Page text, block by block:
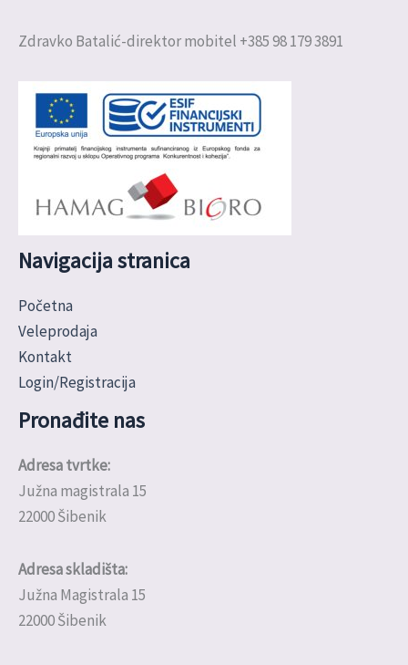
Zdravko Batalić-direktor mobitel +385 98 179 3891
Navigacija stranica
Početna
Veleprodaja
Kontakt
Login/Registracija
Pronađite nas
Adresa tvrtke:
Južna magistrala 15
22000 Šibenik
Adresa skladišta:
Južna Magistrala 15
22000 Šibenik